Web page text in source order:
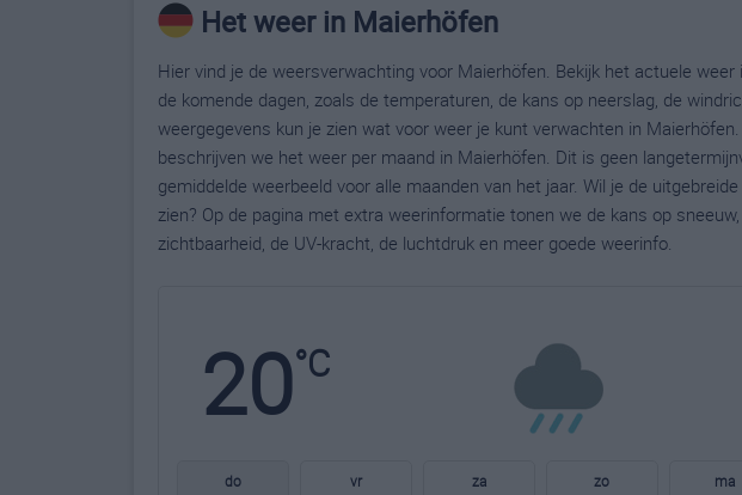
Het weer in Maierhöfen
Hier vind je de weersverwachting voor Maierhöfen. Bekijk het actuele
de komende dagen, zoals de temperaturen, de kans op neerslag, de
weergegevens kun je zien wat voor weer je kunt verwachten in
beschrijven we het weer per maand in Maierhöfen. Dit is geen
gemiddelde weerbeeld voor alle maanden van het jaar. Wil je de
zien? Op de pagina met extra weerinformatie tonen we de kans op
zichtbaarheid, de UV-kracht, de luchtdruk en meer goede weerinfo.
20°C
do vr za zo ma